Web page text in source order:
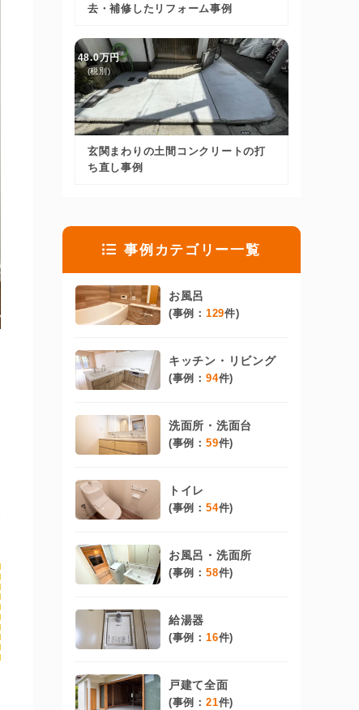
去・補修したリフォーム事例
48.0万円
(税別)
玄関まわりの土間コンクリートの打
ち直し事例
事例カテゴリー一覧
お風呂
(事例： 129件)
キッチン・リビング
(事例： 94件)
洗面所・洗面台
(事例： 59件)
トイレ
(事例： 54件)
お風呂・洗面所
(事例： 58件)
給湯器
(事例： 16件)
戸建て全面
(事例： 21件)